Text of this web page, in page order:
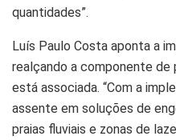
quantidades”.
Luís Paulo Costa aponta a
realçando a componente
está associada. “Com a
assente em soluções de
praias fluviais e zonas de